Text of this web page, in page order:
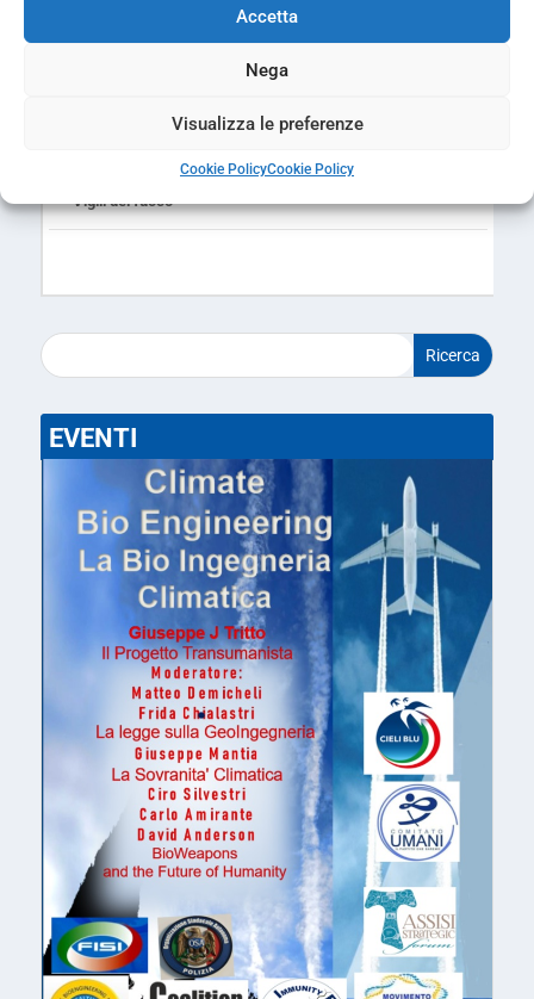
Accetta
Nega
Visualizza le preferenze
Cookie PolicyCookie Policy
Vigili del fuoco
EVENTI